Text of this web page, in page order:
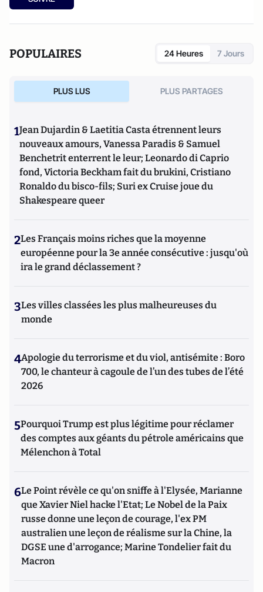
collection Chronos, poche, 2024). Il est également l'auteur de
divisée(Privat, 2017),
1968: Quand l'Amérique
2018),Joe Biden : le 3e mandat de Barack Obama
biographie de Joe Biden
(Nouveau Monde, 2020) et
Géopolitique des Etats-Unis(Puf, 2022).
POPULAIRES 24 Heures 7 Jours
PLUS LUS PLUS PARTAGES
1Jean Dujardin & Laetitia Casta étrennent leurs
nouveaux amours, Vanessa Paradis & Samuel
Benchetrit enterrent le leur; Leonardo di Caprio
fond, Victoria Beckham fait du brukini, Cristiano
Ronaldo du bisco-fils; Suri ex Cruise joue du
Shakespeare queer
2Les Français moins riches que la moyenne
européenne pour la 3e année consécutive : jusqu'où
ira le grand déclassement ?
3Les villes classées les plus malheureuses du
monde
4Apologie du terrorisme et du viol, antisémite : Boro
700, le chanteur à cagoule de l’un des tubes de l’été
2026
5Pourquoi Trump est plus légitime pour réclamer
des comptes aux géants du pétrole américains que
Mélenchon à Total
6Le Point révèle ce qu'on sniffe à l'Elysée, Marianne
que Xavier Niel hacke l'Etat; Le Nobel de la Paix
russe donne une leçon de courage, l'ex PM
australien une leçon de réalisme sur la Chine, la
DGSE une d'arrogance; Marine Tondelier fait du
Macron